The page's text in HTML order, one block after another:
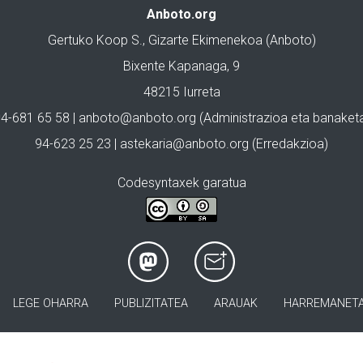
Anboto.org
Gertuko Koop S., Gizarte Ekimenekoa (Anboto)
Bixente Kapanaga, 9
48215 Iurreta
681 65 58 | anboto@anboto.org (Administrazioa eta
94-623 25 23 | astekaria@anboto.org (Erredakzioa)
Codesyntaxek garatua
LEGE OHARRA PUBLIZITATEA ARAUAK